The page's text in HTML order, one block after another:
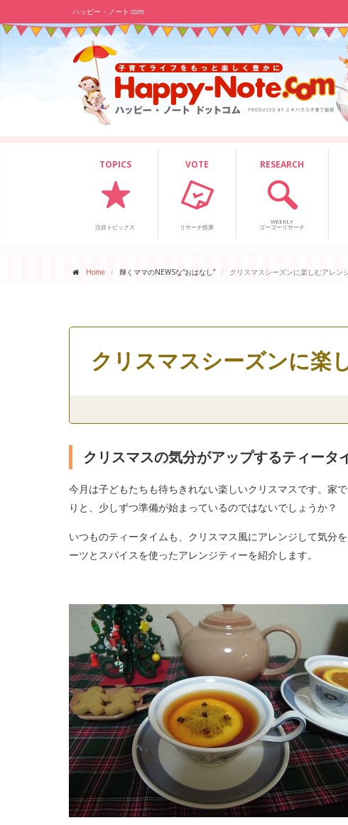
ハッピー・ノート.com
TOPICS
注目トピックス
VOTE
リサーチ投票
RESEARCH
WEEKLY
ゴーゴーリサーチ
Home 輝くママのNEWSな“おはなし” クリスマスシーズンに楽しむアレン
クリスマスシーズンに楽
クリスマスの気分がアップするティータ
今月は子どもたちも待ちきれない楽しいクリスマスです。家
りと、少しずつ準備が始まっているのではないでしょうか？
いつものティータイムも、クリスマス風にアレンジして気分
ーツとスパイスを使ったアレンジティーを紹介します。